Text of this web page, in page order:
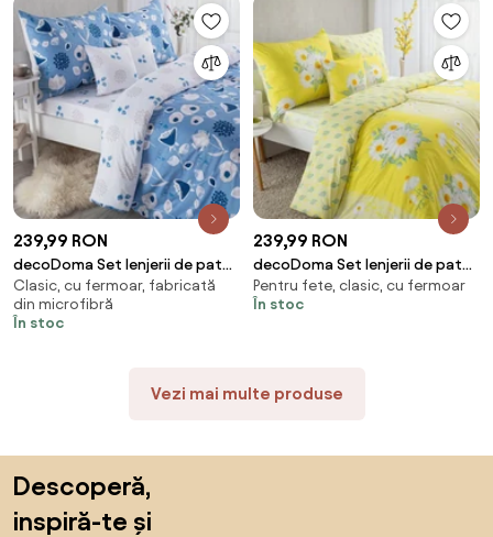
239,99 RON
decoDoma Set lenjerii de pat
pentru familii GARDINO, cu
cearceafuri şi feţe pernuţe set 8
piese pentru un pat dublu
Clasic, cu fermoar, fabricată
din microfibră
În stoc
239,99 RON
decoDoma Set lenjerii de pat
pentru familii DAISY, cu
cearceafuri şi feţe pernuţe set 8
Pentru fete, clasic, cu fermoar
În stoc
Vezi mai multe produse
Descoperă,
inspiră-te și